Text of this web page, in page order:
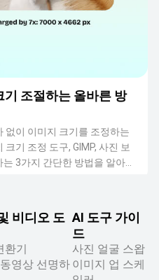
기 조절하는 올바른 방
없이 이미지 크기를 조정하는
기 조정 도구, GIMP, 사진 보
3가지 간단한 방법을 알아보
비디오 도
기
영상 선명하
AI 도구 가이
드
사진 얼굴 스왑
이미지 업 스케